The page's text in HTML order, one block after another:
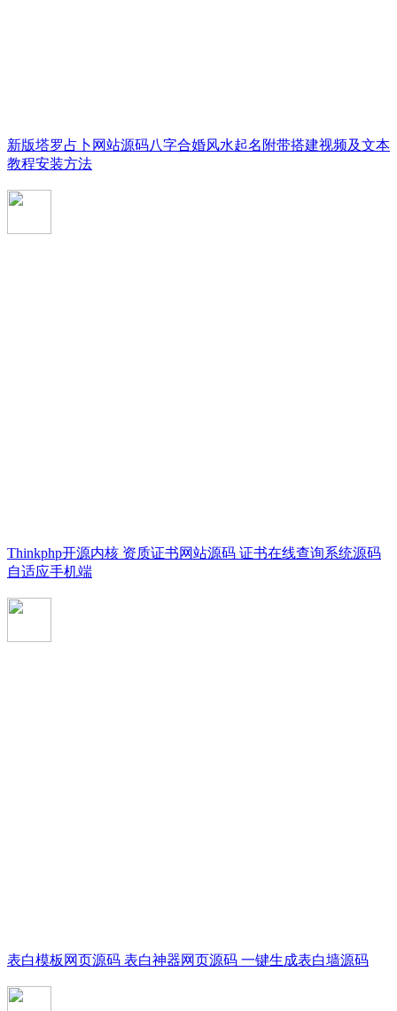
新版塔罗占卜网站源码八字合婚风水起名附带搭建视频及文本
教程安装方法
Thinkphp开源内核 资质证书网站源码 证书在线查询系统源码
自适应手机端
表白模板网页源码 表白神器网页源码 一键生成表白墙源码